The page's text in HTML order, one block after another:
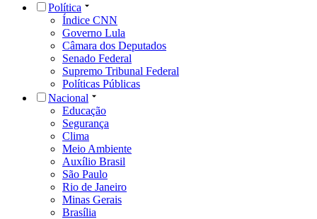
Política
Índice CNN
Governo Lula
Câmara dos Deputados
Senado Federal
Supremo Tribunal Federal
Políticas Públicas
Nacional
Educação
Segurança
Clima
Meio Ambiente
Auxílio Brasil
São Paulo
Rio de Janeiro
Minas Gerais
Brasília